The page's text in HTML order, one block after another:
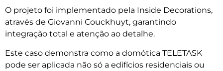
O projeto foi implementado pela Inside Decorations,
através de Giovanni Couckhuyt, garantindo
integração total e atenção ao detalhe.
Este caso demonstra como a domótica TELETASK
pode ser aplicada não só a edifícios residenciais ou